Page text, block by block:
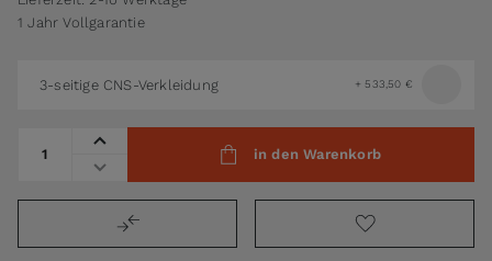
1 Jahr Vollgarantie
3-seitige CNS-Verkleidung + 533,50 €
in den Warenkorb